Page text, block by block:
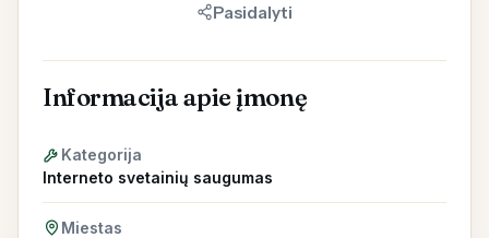
Pasidalyti
Informacija apie įmonę
Kategorija
Interneto svetainių saugumas
Miestas